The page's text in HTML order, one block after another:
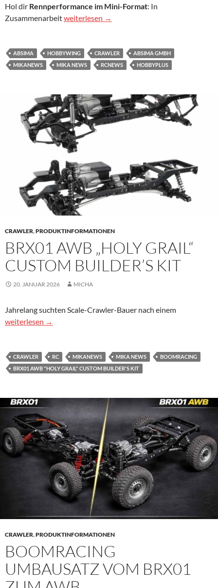
Hol dir Rennperformance im Mini-Format: In
ZusammenarbeitBrushless Set Mini28 von HobbyPlus in
weiterlesen →
ABSIMA HOBBYWING CRAWLER
ABSIMA GMBH
MIKANEWS
MIKA NEWS RCNEWS HOBBYPLUS
CRAWLER,PRODUKTINFORMATIONEN
BRX01 AWB „HOLY GRAIL“
CUSTOM BUILDER’S KIT
20. JANUAR 2026 MICHA
Jahrelang suchten Scale-Crawler-Bauer nach einem
BRX01 AWB „Holy Grail“ Custom Builder’s Kit
weiterlesen →
CRAWLER RC MIKANEWS MIKA NEWS
BOOMRACING
BRX01 AWB "HOLY GRAIL" CUSTOM BUILDER'S KIT
CRAWLER,PRODUKTINFORMATIONEN
BOOMRACING
UMBAUSATZ VOM BRX01